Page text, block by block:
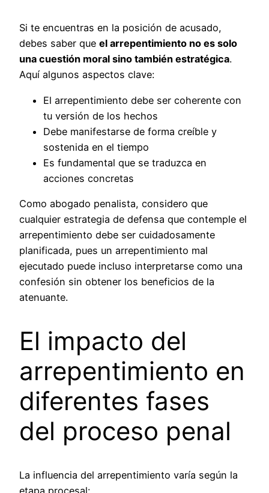
Si te encuentras en la posición de acusado,
debes saber que el arrepentimiento no es solo
una cuestión moral sino también estratégica.
Aquí algunos aspectos clave:
El arrepentimiento debe ser coherente con
tu versión de los hechos
Debe manifestarse de forma creíble y
sostenida en el tiempo
Es fundamental que se traduzca en
acciones concretas
Como abogado penalista, considero que
cualquier estrategia de defensa que contemple el
arrepentimiento debe ser cuidadosamente
planificada, pues un arrepentimiento mal
ejecutado puede incluso interpretarse como una
confesión sin obtener los beneficios de la
atenuante.
El impacto del
arrepentimiento en
diferentes fases
del proceso penal
La influencia del arrepentimiento varía según la
etapa procesal: